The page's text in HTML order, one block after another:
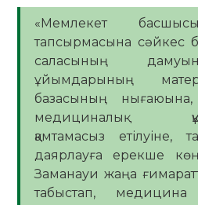
«Мемлекет
тапсырмасына сәйкес
саласының
ұйымдарының
базасының нығаюына,
медициналық
қамтамасыз
даярлауға ерекше
Заманауи жаңа
табыстап, медицина